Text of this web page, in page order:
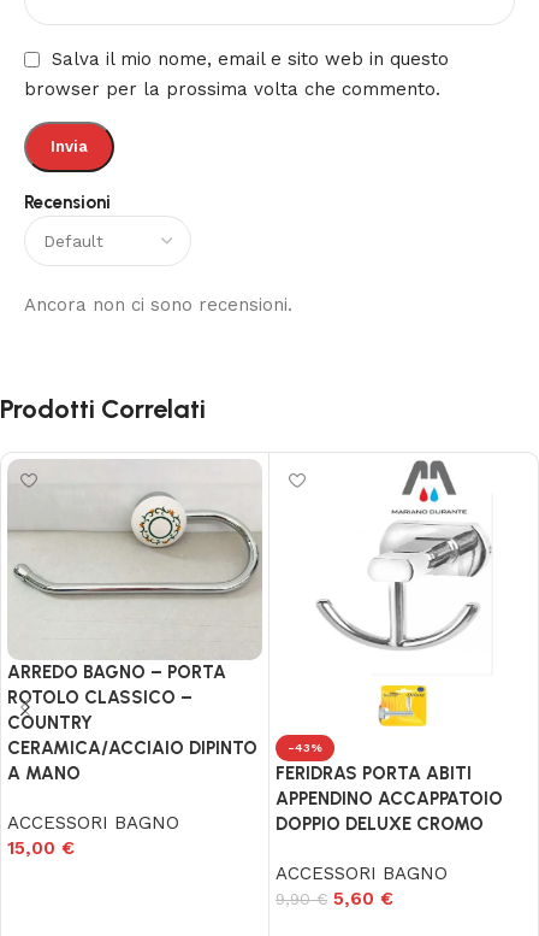
Recensioni
Ancora non ci sono recensioni.
Salva il mio nome, email e sito web in questo
browser per la prossima volta che commento.
Prodotti Correlati
ARREDO BAGNO – PORTA
ROTOLO CLASSICO –
COUNTRY
CERAMICA/ACCIAIO DIPINTO
A MANO
ACCESSORI BAGNO
15,00 €
-43%
FERIDRAS PORTA ABITI
APPENDINO ACCAPPATOIO
DOPPIO DELUXE CROMO
ACCESSORI BAGNO
9,90€ 5,60 €